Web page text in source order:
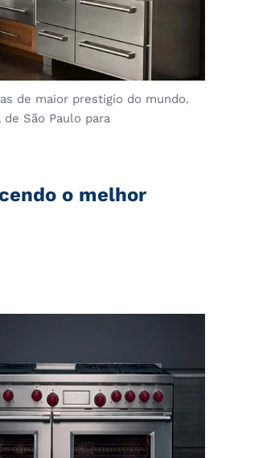
de maior prestigio do mundo.
São Paulo para
o melhor